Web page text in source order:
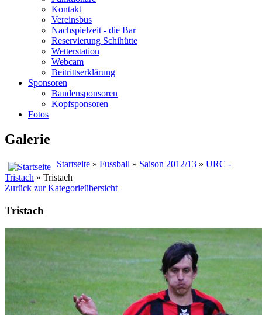
Kontakt
Vereinsbus
Nachspielzeit - die Bar
Reservierung Schihütte
Wetterstation
Webcam
Beitrittserklärung
Sponsoren
Bandensponsoren
Kopfsponsoren
Fotos
Galerie
Startseite » Fussball » Saison 2012/13 » URC -
Tristach » Tristach
Zurück zur Kategorieübersicht
Tristach